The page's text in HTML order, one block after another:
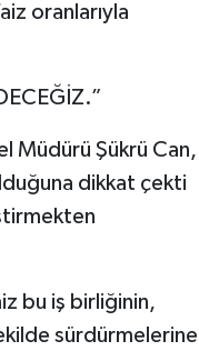
oranlarıyla
Müdürü Şükrü Can,
dikkat çekti
bu iş birliğinin,
sürdürmelerine